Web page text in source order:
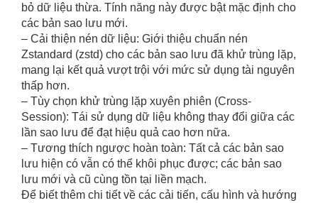
bỏ dữ liệu thừa. Tính năng này được bật mặc định cho
các bản sao lưu mới.
– Cải thiện nén dữ liệu: Giới thiệu chuẩn nén
Zstandard (zstd) cho các bản sao lưu đã khử trùng lặp,
mang lại kết quả vượt trội với mức sử dụng tài nguyên
thấp hơn.
– Tùy chọn khử trùng lặp xuyên phiên (Cross-
Session): Tái sử dụng dữ liệu không thay đổi giữa các
lần sao lưu để đạt hiệu quả cao hơn nữa.
– Tương thích ngược hoàn toàn: Tất cả các bản sao
lưu hiện có vẫn có thể khôi phục được; các bản sao
lưu mới và cũ cùng tồn tại liền mạch.
Để biết thêm chi tiết về các cải tiến, cấu hình và hướng